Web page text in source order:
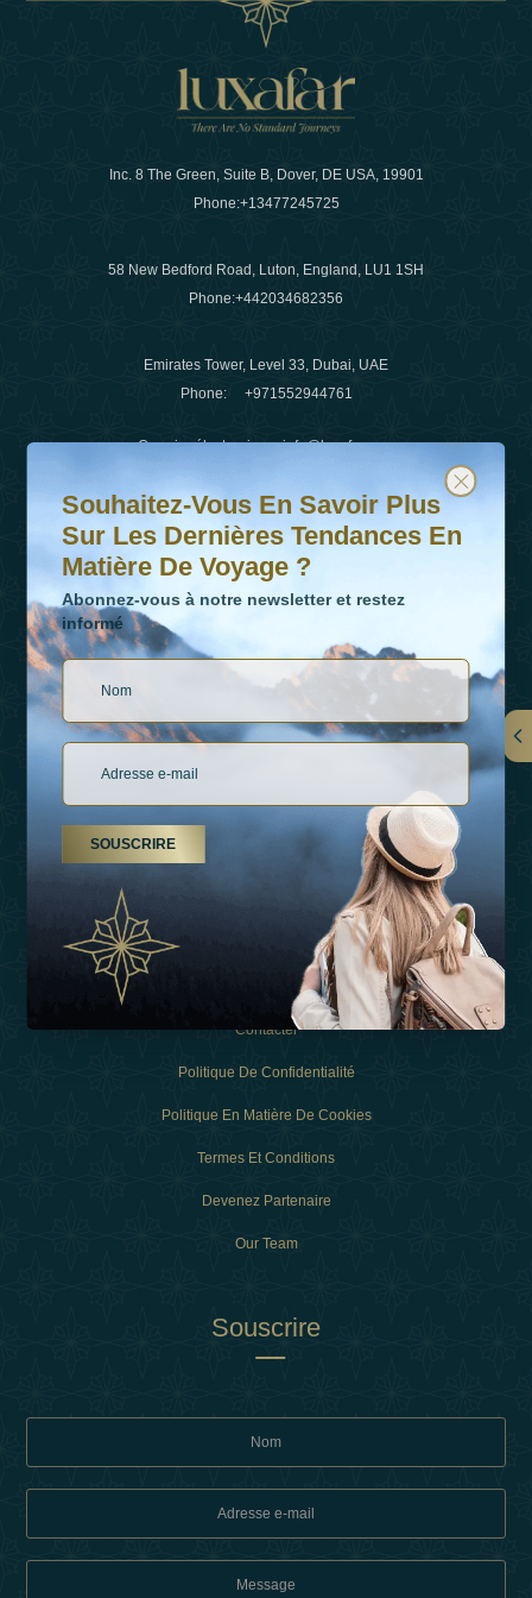
Inc. 8 The Green, Suite B, Dover, DE USA, 19901
Phone:+13477245725
58 New Bedford Road, Luton, England, LU1 1SH
Phone:+442034682356
Emirates Tower, Level 33, Dubai, UAE
Phone: +971552944761
Courrier électronique:info@luxafar.com
WhatsApp N°
+442034682356
+971552944761
LIENS
À Propos De Nous
Types De Vacances
Contacter
Politique De Confidentialité
Politique En Matière De Cookies
Termes Et Conditions
Devenez Partenaire
Our Team
Souscrire
Souhaitez-vous en savoir plus sur les dernières
Abonnez-vous à notre newsletter et restez informé
Souhaitez-Vous En Savoir Plus
Sur Les Dernières Tendances En
Matière De Voyage ?
Abonnez-vous à notre newsletter et restez
informé
SOUSCRIRE